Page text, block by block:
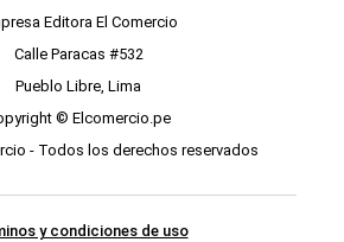
Editora El Comercio
Calle Paracas #532
Pueblo Libre, Lima
© Elcomercio.pe
- Todos los derechos reservados
y condiciones de uso